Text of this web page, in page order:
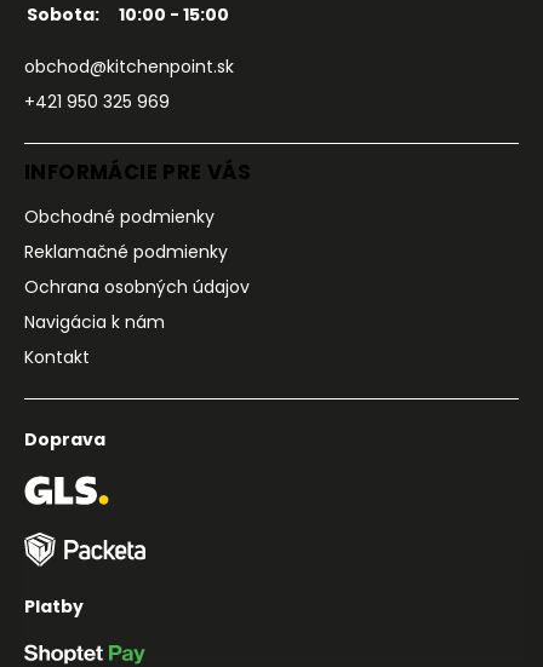
Sobota:
10:00 - 15:00
obchod@kitchenpoint.sk
+421 950 325 969
INFORMÁCIE PRE VÁS
Obchodné podmienky
Reklamačné podmienky
Ochrana osobných údajov
Navigácia k nám
Kontakt
Doprava
Platby